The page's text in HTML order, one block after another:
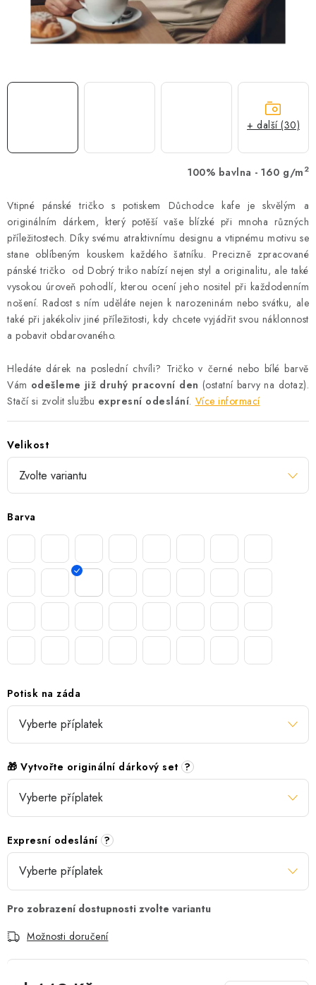
O nás Časté otázky
Doprava a platba
Obchodní podmínky
Zásady zpracování ochrany osobních údajů
Napište nám
100% bavlna - 160 g/m 2
Vtipné pánské tričko s potiskem Důchodce kafe je skvělým a
originálním dárkem, který potěší vaše blízké při mnoha různých
příležitostech. Díky svému atraktivnímu designu a vtipnému motivu se
stane oblíbeným kouskem každého šatníku. Precizně zpracované
pánské tričko od Dobrý triko nabízí nejen styl a originalitu, ale také
vysokou úroveň pohodlí, kterou ocení jeho nositel při každodenním
nošení. Radost s ním uděláte nejen k narozeninám nebo svátku, ale
také při jakékoliv jiné příležitosti, kdy chcete vyjádřit svou náklonnost
a pobavit obdarovaného.
Hledáte dárek na poslední chvíli? Tričko v černé nebo bílé barvě
Vám odešleme již druhý pracovní den (ostatní barvy na dotaz).
Stačí si zvolit službu expresní odeslání. Více informací
Velikost
Barva
Potisk na záda
🎁 Vytvořte originální dárkový set ?
Expresní odeslání ?
Možnosti doručení
+ další (30)